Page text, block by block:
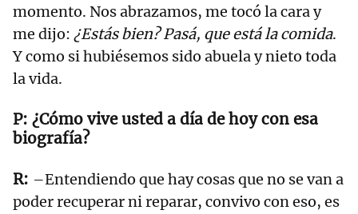
momento. Nos abrazamos, me tocó la cara y
me dijo: ¿Estás bien? Pasá, que está la comida.
Y como si hubiésemos sido abuela y nieto toda
la vida.
¿Cómo vive usted a día de hoy con esa
biografía?
–Entendiendo que hay cosas que no se van a
poder recuperar ni reparar, convivo con eso, es